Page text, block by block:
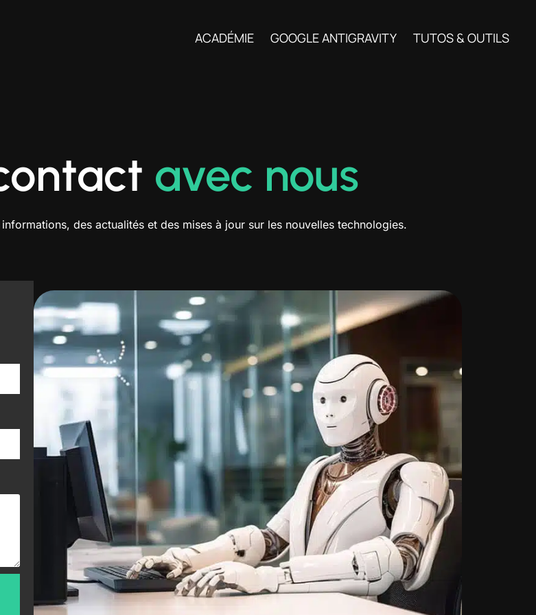
ACADÉMIE GOOGLE ANTIGRAVITY TUTOS & OUTILS
avec nous
des actualités et des mises à jour sur les nouvelles technologies.